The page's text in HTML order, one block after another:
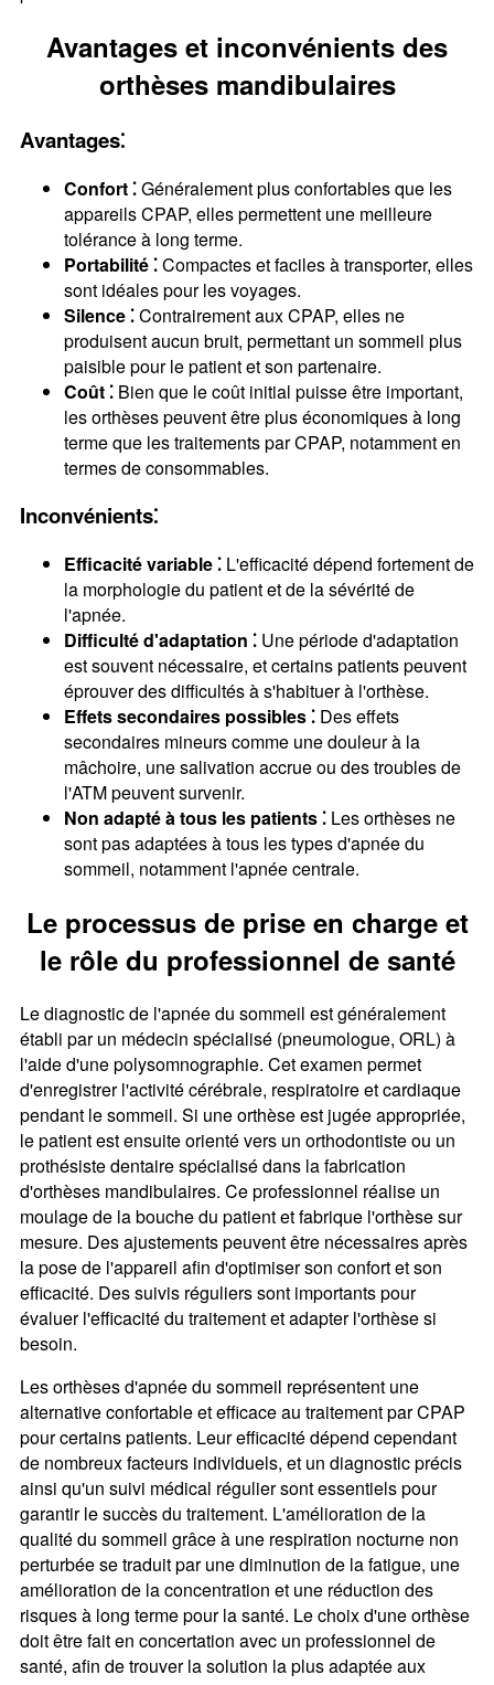
Avantages et inconvénients des
orthèses mandibulaires
Avantages⁚
Confort ⁚Généralement plus confortables que les
appareils CPAP, elles permettent une meilleure
tolérance à long terme.
Portabilité ⁚Compactes et faciles à transporter, elles
sont idéales pour les voyages.
Silence ⁚Contrairement aux CPAP, elles ne
produisent aucun bruit, permettant un sommeil plus
paisible pour le patient et son partenaire.
Coût ⁚Bien que le coût initial puisse être important,
les orthèses peuvent être plus économiques à long
terme que les traitements par CPAP, notamment en
termes de consommables.
Inconvénients⁚
Efficacité variable ⁚L'efficacité dépend fortement de
la morphologie du patient et de la sévérité de
l'apnée.
Difficulté d'adaptation ⁚Une période d'adaptation
est souvent nécessaire, et certains patients peuvent
éprouver des difficultés à s'habituer à l'orthèse.
Effets secondaires possibles ⁚Des effets
secondaires mineurs comme une douleur à la
mâchoire, une salivation accrue ou des troubles de
l'ATM peuvent survenir.
Non adapté à tous les patients ⁚Les orthèses ne
sont pas adaptées à tous les types d'apnée du
sommeil, notamment l'apnée centrale.
Le processus de prise en charge et
le rôle du professionnel de santé
Le diagnostic de l'apnée du sommeil est généralement
établi par un médecin spécialisé (pneumologue, ORL) à
l'aide d'une polysomnographie. Cet examen permet
d'enregistrer l'activité cérébrale, respiratoire et cardiaque
pendant le sommeil. Si une orthèse est jugée appropriée,
le patient est ensuite orienté vers un orthodontiste ou un
prothésiste dentaire spécialisé dans la fabrication
d'orthèses mandibulaires. Ce professionnel réalise un
moulage de la bouche du patient et fabrique l'orthèse sur
mesure. Des ajustements peuvent être nécessaires après
la pose de l'appareil afin d'optimiser son confort et son
efficacité. Des suivis réguliers sont importants pour
évaluer l'efficacité du traitement et adapter l'orthèse si
besoin.
Les orthèses d'apnée du sommeil représentent une
alternative confortable et efficace au traitement par CPAP
pour certains patients. Leur efficacité dépend cependant
de nombreux facteurs individuels, et un diagnostic précis
ainsi qu'un suivi médical régulier sont essentiels pour
garantir le succès du traitement. L'amélioration de la
qualité du sommeil grâce à une respiration nocturne non
perturbée se traduit par une diminution de la fatigue, une
amélioration de la concentration et une réduction des
risques à long terme pour la santé. Le choix d'une orthèse
doit être fait en concertation avec un professionnel de
santé, afin de trouver la solution la plus adaptée aux